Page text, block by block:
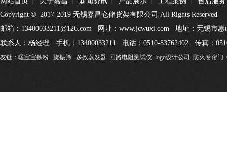
| | | | |
Copyright © 2017-2019 无锡嘉昌仓储货架有限公司 All Rights Reserved
邮箱：13400033211@126.com 网址：www.jcwuxi.com 地址：无锡市
联系人：杨经理 手机：13400033211 电话：0510-83762402 传真：
友链： 暖宝宝铁粉 旋振筛 多效蒸发器 回路电阻测试仪 logo设计公司 防火卷帘门